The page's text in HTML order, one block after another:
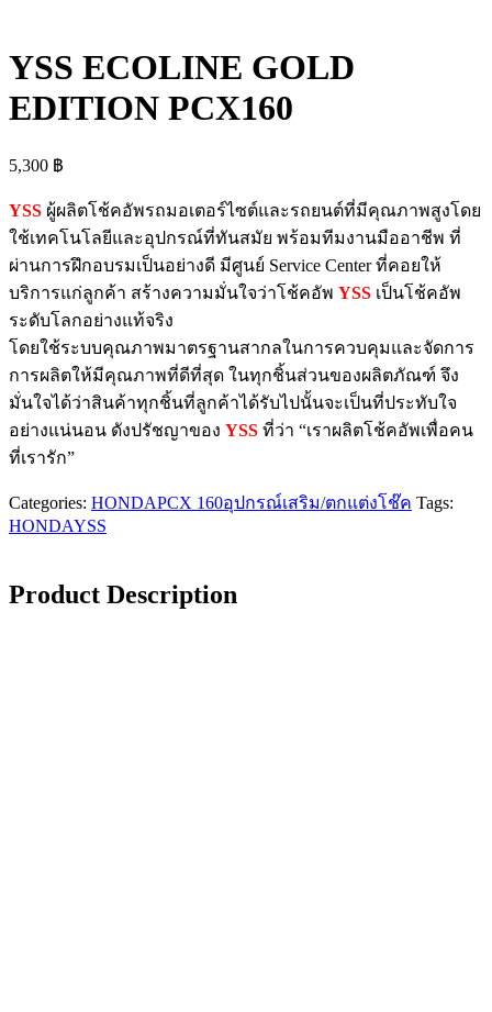
YSS ECOLINE GOLD
EDITION PCX160
5,300 ฿
YSS ผู้ผลิตโช้คอัพรถมอเตอร์ไซต์และรถยนต์ที่มีคุณภาพสูงโดย
ใช้เทคโนโลยีและอุปกรณ์ที่ทันสมัย พร้อมทีมงานมืออาชีพ ที่
ผ่านการฝึกอบรมเป็นอย่างดี มีศูนย์ Service Center ที่คอยให้
บริการแก่ลูกค้า สร้างความมั่นใจว่าโช้คอัพ YSS เป็นโช้คอัพ
ระดับโลกอย่างแท้จริง
โดยใช้ระบบคุณภาพมาตรฐานสากลในการควบคุมและจัดการ
การผลิตให้มีคุณภาพที่ดีที่สุด ในทุกชิ้นส่วนของผลิตภัณฑ์ จึง
มั่นใจได้ว่าสินค้าทุกชิ้นที่ลูกค้าได้รับไปนั้นจะเป็นที่ประทับใจ
อย่างแน่นอน ดังปรัชญาของ YSS ที่ว่า “เราผลิตโช้คอัพเพื่อคน
ที่เรารัก”
Categories: HONDAPCX 160อุปกรณ์เสริม/ตกแต่งโช๊ค Tags:
HONDAYSS
Product Description